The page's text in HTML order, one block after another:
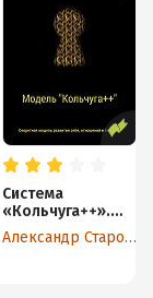
Система
«Кольчуга++».
Секретная
модель развитияАлександр Старовойтов